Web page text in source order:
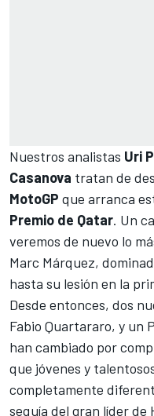
Nuestros analistas Uri
Casanova tratan de
MotoGP que arranca
Premio de Qatar. Un
veremos de nuevo lo
Marc Márquez,
hasta su lesión en la
Desde entonces, dos
Fabio Quartararo, y un
han cambiado por
que jóvenes y
completamente
sequía del gran líder de